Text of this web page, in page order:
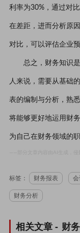
利率为30%，通过对
在差距，进而分析原
对比，可以评估企业
总之，财务知识
人来说，需要从基础
表的编制与分析，熟
将能够更好地运用财
为自己在财务领域的
标签： 财务报表
财务分析
相关文章 - 财